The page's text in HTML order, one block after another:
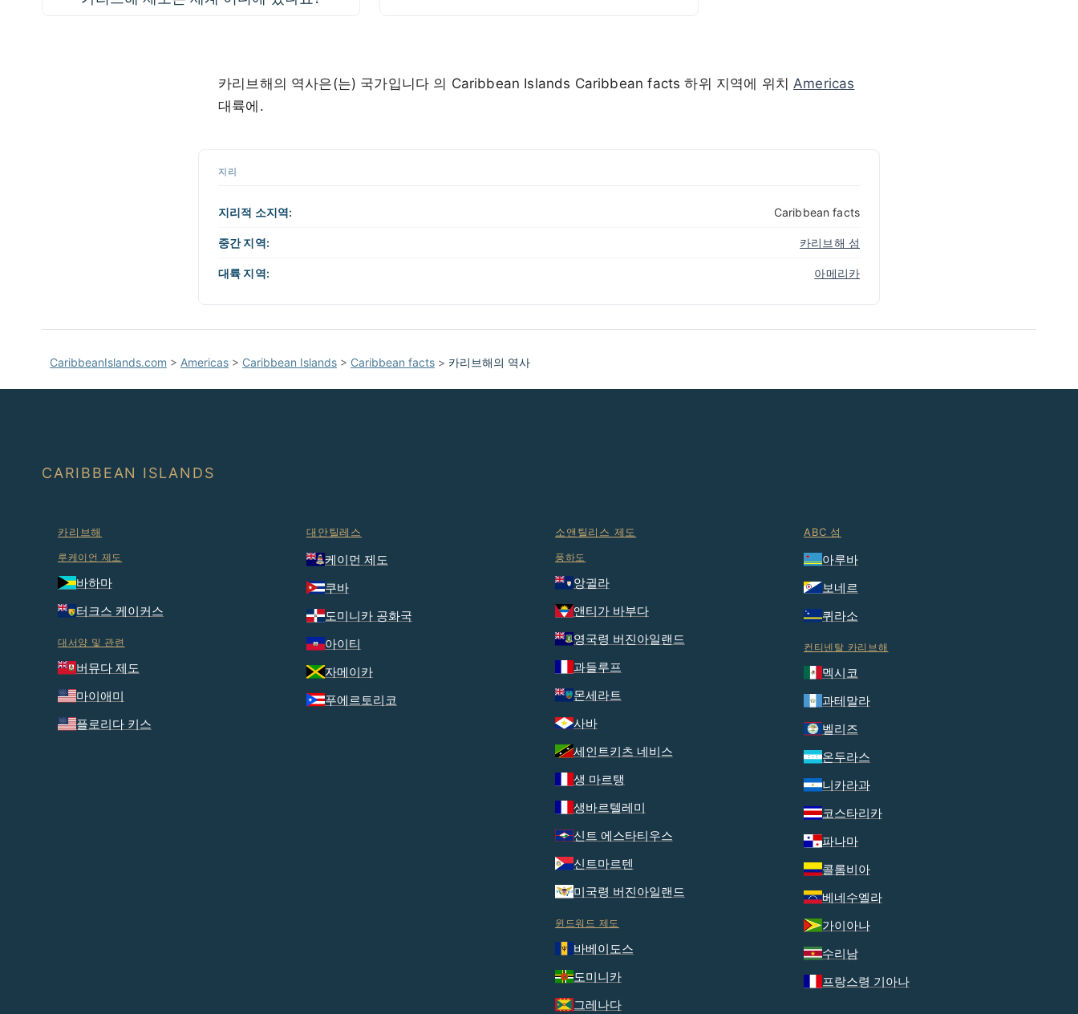
카리브해의 역사은(는) 국가입니다 의 Caribbean Islands Caribbean facts 하위 지역에 위치 Americas
대륙에.
지리
지리적 소지역: Caribbean facts
중간 지역: 카리브해 섬
대륙 지역: 아메리카
CaribbeanIslands.com > Americas > Caribbean Islands > Caribbean facts > 카리브해의 역사
CARIBBEAN ISLANDS
카리브해
루케이언 제도
바하마
터크스 케이커스
대서양 및 관련
버뮤다 제도
마이애미
플로리다 키스
대안틸레스
케이먼 제도
쿠바
도미니카 공화국
아이티
자메이카
푸에르토리코
소앤틸리스 제도
풍하도
앙귈라
앤티가 바부다
영국령 버진아일랜드
과들루프
몬세라트
사바
세인트키츠 네비스
생 마르탱
생바르텔레미
신트 에스타티우스
신트마르텐
미국령 버진아일랜드
윈드워드 제도
바베이도스
도미니카
그레나다
ABC 섬
아루바
보네르
퀴라소
컨티넨탈 카리브해
멕시코
과테말라
벨리즈
온두라스
니카라과
코스타리카
파나마
콜롬비아
베네수엘라
가이아나
수리남
프랑스령 기아나